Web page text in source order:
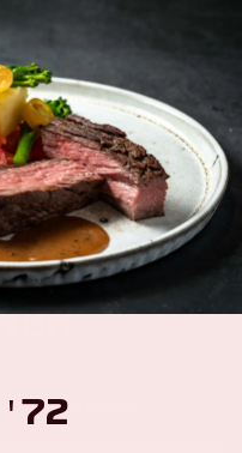
- PSV VROUWEN
- PSV